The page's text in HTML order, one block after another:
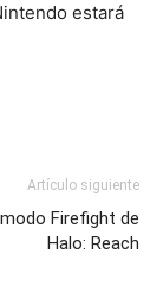
estará
Artículo siguiente
Firefight de
Halo: Reach